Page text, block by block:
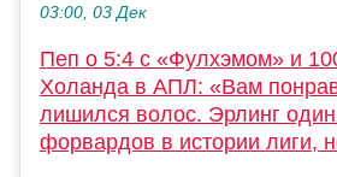
03:00, 03 Дек
Пеп о 5:4 с «Фулхэмом» и
Холанда в АПЛ: «Вам
лишился волос. Эрлинг
форвардов в истории лиги,